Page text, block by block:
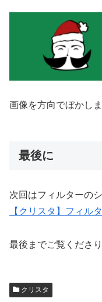
画像を方向でぼかしま
最後に
次回はフィルターの
【クリスタ】フィル
最後までご覧くださ
クリスタ